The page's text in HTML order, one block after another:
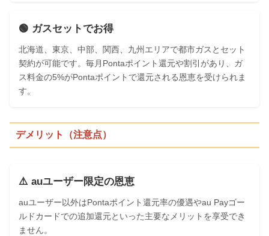
🟢 ガスセットでお得
北海道、東京、中部、関西、九州エリアで都市ガスとセット
契約が可能です。毎月Pontaポイント還元や割引があり、ガ
ス料金の5%がPontaポイントで還元される恩恵を受けられま
す。
デメリット（注意点）
⚠️ auユーザー限定の恩恵
auユーザー以外はPontaポイント還元率の優遇やau Payゴー
ルドカードでの追加還元といった主要なメリットを享受でき
ません。